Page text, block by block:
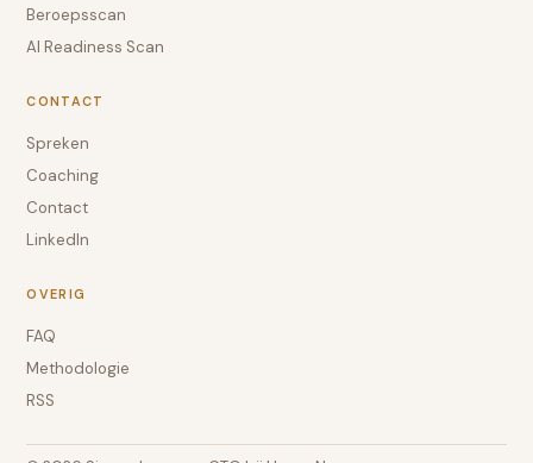
Beroepsscan
AI Readiness Scan
CONTACT
Spreken
Coaching
Contact
LinkedIn
OVERIG
FAQ
Methodologie
RSS